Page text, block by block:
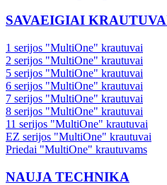
SAVAEIGIAI
1 serijos "MultiOne" krautuvai
2 serijos "MultiOne" krautuvai
5 serijos "MultiOne" krautuvai
6 serijos "MultiOne" krautuvai
7 serijos "MultiOne" krautuvai
8 serijos "MultiOne" krautuvai
11 serijos "MultiOne" krautuvai
EZ serijos "MultiOne" krautuvai
Priedai "MultiOne" krautuvams
NAUJA TECHNIKA